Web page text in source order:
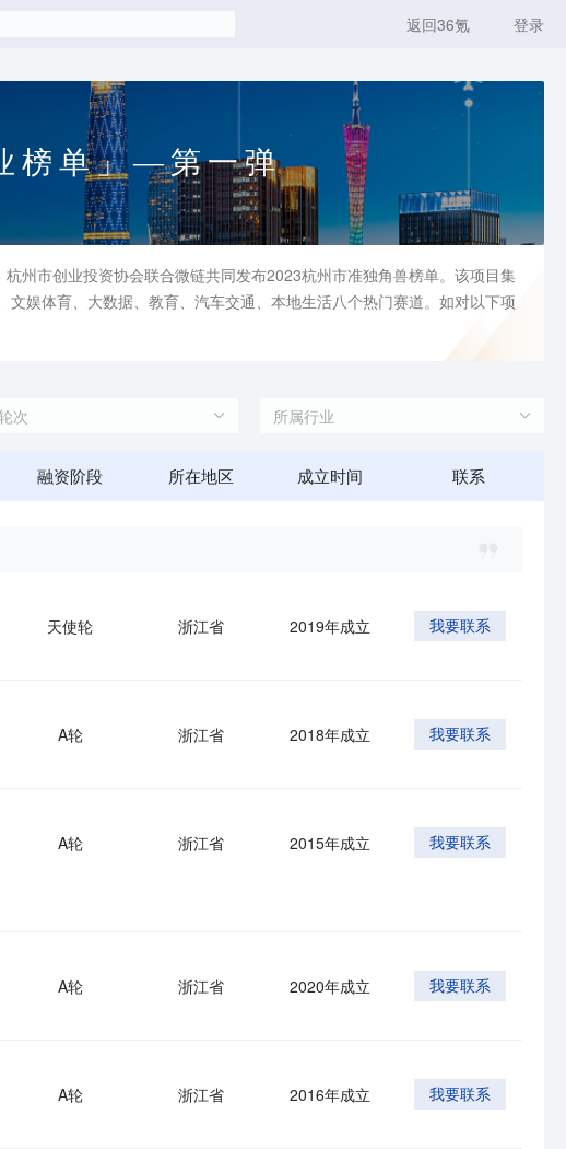
返回36氪 登录
榜单」—第一弹
州市创业投资协会联合微链共同发布2023杭州市准独角兽榜单。该项目集
娱体育、大数据、教育、汽车交通、本地生活八个热门赛道。如对以下项
次 所属行业
融资阶段 所在地区 成立时间 联系
天使轮 浙江省 2019年成立 我要联系
A轮 浙江省 2018年成立 我要联系
A轮 浙江省 2015年成立 我要联系
A轮 浙江省 2020年成立 我要联系
A轮 浙江省 2016年成立 我要联系